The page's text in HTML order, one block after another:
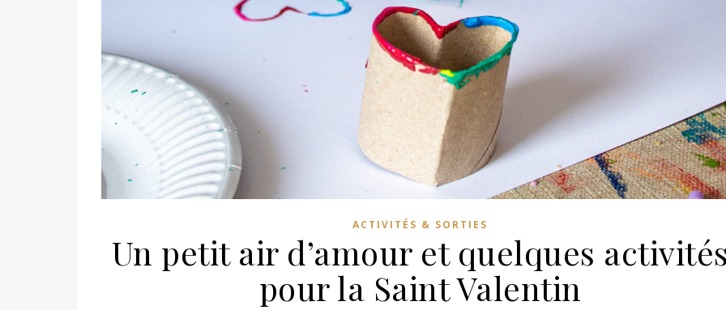
ACTIVITÉS & SORTIES
Un petit air d’amour et quelques
pour la Saint Valentin